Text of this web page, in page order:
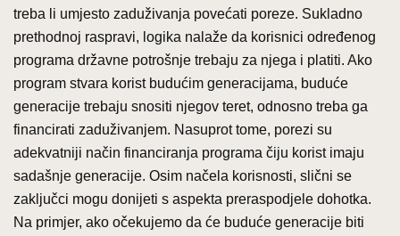
treba li umjesto zaduživanja povećati poreze. Sukladno
prethodnoj raspravi, logika nalaže da korisnici određenog
programa državne potrošnje trebaju za njega i platiti. Ako
program stvara korist budućim generacijama, buduće
generacije trebaju snositi njegov teret, odnosno treba ga
financirati zaduživanjem. Nasuprot tome, porezi su
adekvatniji način financiranja programa čiju korist imaju
sadašnje generacije. Osim načela korisnosti, slični se
zaključci mogu donijeti s aspekta preraspodjele dohotka.
Na primjer, ako očekujemo da će buduće generacije biti